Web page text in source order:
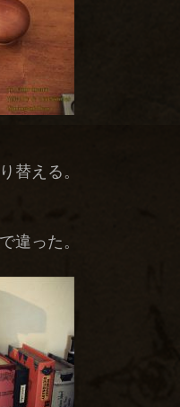
替える。
違った。